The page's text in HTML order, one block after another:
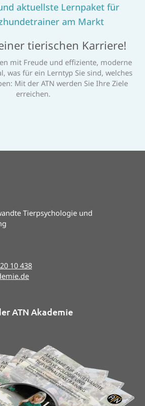
aktuellste Lernpaket für
am Markt
tierischen Karriere!
mit Freude und effiziente, moderne
was für ein Lerntyp Sie sind, welches
Mit der ATN werden Sie Ihre Ziele
erreichen.
Tierpsychologie und
10 438
ATN Akademie